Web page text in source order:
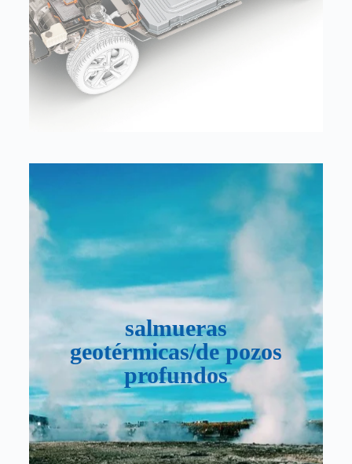
salmueras
geotérmicas/de pozos
profundos
salmueras enfriadas sin necesidad de
pretratamiento de remoción de metales iónicos
solubilizados. Se pueden valorizar sales de litio
y otras sales metálicas.
Los procesos industriales producen efluentes
que contienen litio. Nuestra tecnología
estos efluentes, proporcionando una forma de
recuperar litio como un recurso valioso.
Nuestra tecnología se puede integrar en
salmueras de pozos profundos para extraer litio
de estas salmueras, proporcionando una fuente
adicional de ingresos y ayudando a compensar
el impacto ambiental de la eliminación de
salmueras.